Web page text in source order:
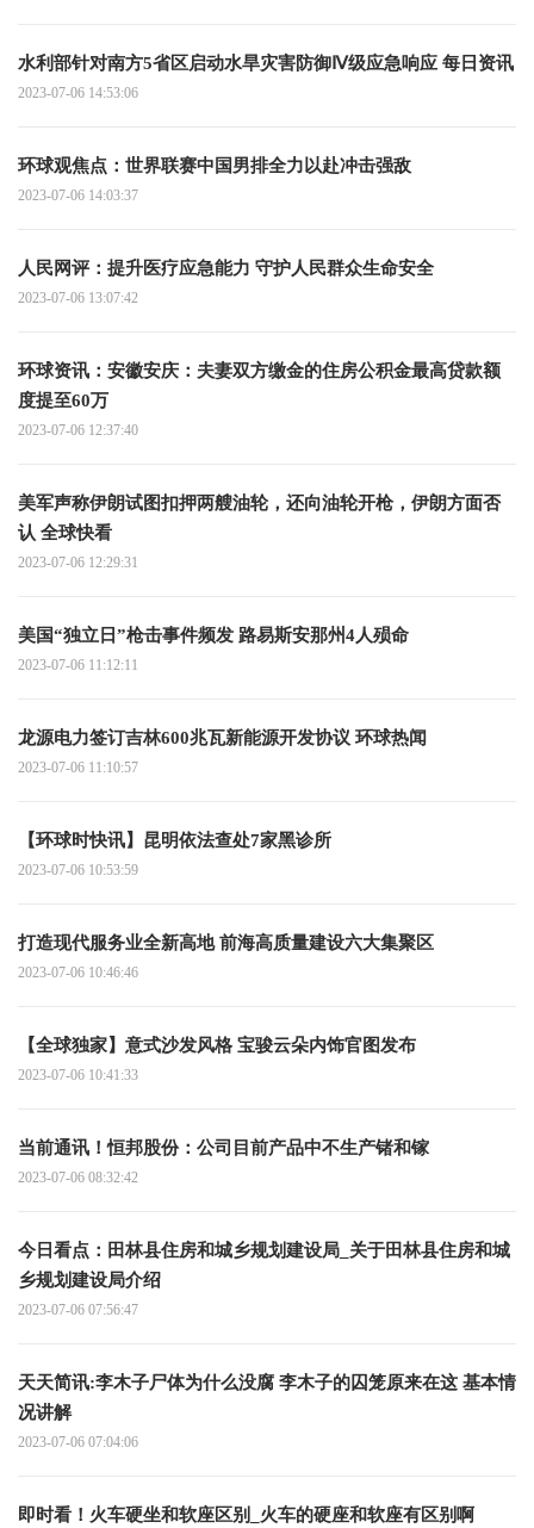
水利部针对南方5省区启动水旱灾害防御Ⅳ级应急响应 每日资讯
2023-07-06 14:53:06
环球观焦点：世界联赛中国男排全力以赴冲击强敌
2023-07-06 14:03:37
人民网评：提升医疗应急能力 守护人民群众生命安全
2023-07-06 13:07:42
环球资讯：安徽安庆：夫妻双方缴金的住房公积金最高贷款额
度提至60万
2023-07-06 12:37:40
美军声称伊朗试图扣押两艘油轮，还向油轮开枪，伊朗方面否
认 全球快看
2023-07-06 12:29:31
美国“独立日”枪击事件频发 路易斯安那州4人殒命
2023-07-06 11:12:11
龙源电力签订吉林600兆瓦新能源开发协议 环球热闻
2023-07-06 11:10:57
【环球时快讯】昆明依法查处7家黑诊所
2023-07-06 10:53:59
打造现代服务业全新高地 前海高质量建设六大集聚区
2023-07-06 10:46:46
【全球独家】意式沙发风格 宝骏云朵内饰官图发布
2023-07-06 10:41:33
当前通讯！恒邦股份：公司目前产品中不生产锗和镓
2023-07-06 08:32:42
今日看点：田林县住房和城乡规划建设局_关于田林县住房和城
乡规划建设局介绍
2023-07-06 07:56:47
天天简讯:李木子尸体为什么没腐 李木子的囚笼原来在这 基本情
况讲解
2023-07-06 07:04:06
即时看！火车硬坐和软座区别_火车的硬座和软座有区别啊